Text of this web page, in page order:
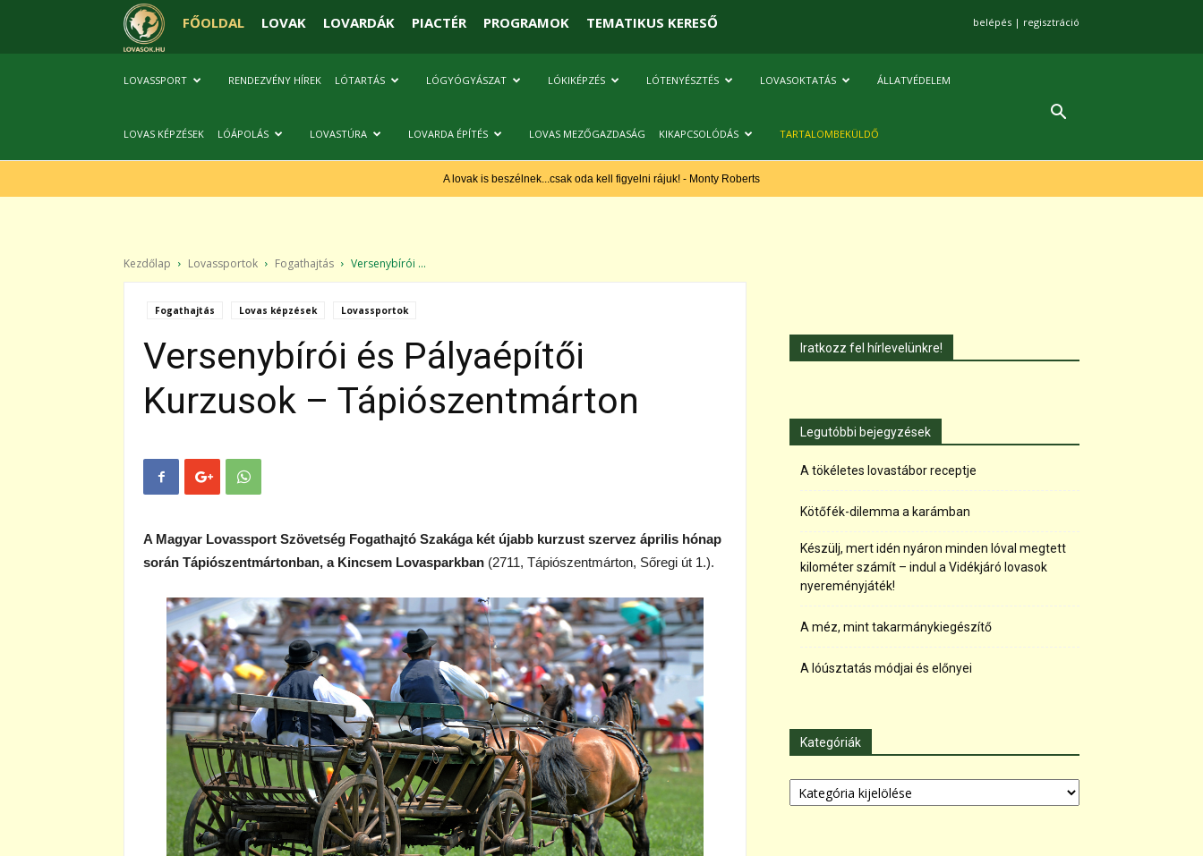
FŐOLDAL LOVAK LOVARDÁK PIACTÉR PROGRAMOK TEMATIKUS KERESŐ belépés | regisztráció
LOVASSPORT RENDEZVÉNY HÍREK LÓTARTÁS LÓGYÓGYÁSZAT LÓKIKÉPZÉS LÓTENYÉSZTÉS LOVASOKTATÁS ÁLLATVÉDELEM
LOVAS KÉPZÉSEK LÓÁPOLÁS LOVASTÚRA LOVARDA ÉPÍTÉS LOVAS MEZŐGAZDASÁG KIKAPCSOLÓDÁS TARTALOMBEKÜLDŐ
A lovak is beszélnek...csak oda kell figyelni rájuk! - Monty Roberts
Kezdőlap Lovassportok Fogathajtás Versenybírói ...
Fogathajtás Lovas képzések Lovassportok
Versenybírói és Pályaépítői
Kurzusok – Tápiószentmárton
A Magyar Lovassport Szövetség Fogathajtó Szakága két újabb kurzust szervez április hónap
során Tápiószentmártonban, a Kincsem Lovasparkban (2711, Tápiószentmárton, Sőregi út 1.).
Iratkozz fel hírlevelünkre!
Legutóbbi bejegyzések
A tökéletes lovastábor receptje
Kötőfék-dilemma a karámban
Készülj, mert idén nyáron minden lóval megtett
kilométer számít – indul a Vidékjáró lovasok
nyereményjáték!
A méz, mint takarmánykiegészítő
A lóúsztatás módjai és előnyei
Kategóriák
Kategóriák